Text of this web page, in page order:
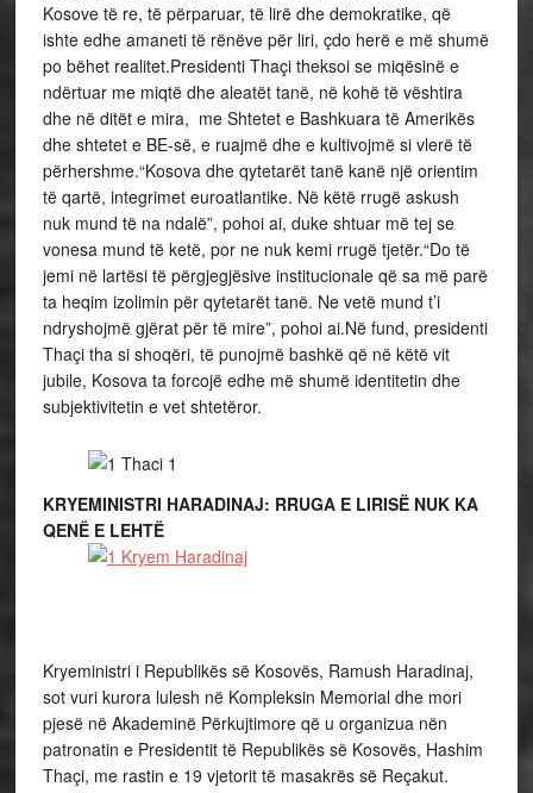
Kosove të re, të përparuar, të lirë dhe demokratike, që
ishte edhe amaneti të rënëve për liri, çdo herë e më shumë
po bëhet realitet.Presidenti Thaçi theksoi se miqësinë e
ndërtuar me miqtë dhe aleatët tanë, në kohë të vështira
dhe në ditët e mira, me Shtetet e Bashkuara të Amerikës
dhe shtetet e BE-së, e ruajmë dhe e kultivojmë si vlerë të
përhershme.“Kosova dhe qytetarët tanë kanë një orientim
të qartë, integrimet euroatlantike. Në këtë rrugë askush
nuk mund të na ndalë”, pohoi ai, duke shtuar më tej se
vonesa mund të ketë, por ne nuk kemi rrugë tjetër.“Do të
jemi në lartësi të përgjegjësive institucionale që sa më parë
ta heqim izolimin për qytetarët tanë. Ne vetë mund t’i
ndryshojmë gjërat për të mire”, pohoi ai.Në fund, presidenti
Thaçi tha si shoqëri, të punojmë bashkë që në këtë vit
jubile, Kosova ta forcojë edhe më shumë identitetin dhe
subjektivitetin e vet shtetëror.
KRYEMINISTRI HARADINAJ: RRUGA E LIRISË NUK KA
QENË E LEHTË
Kryeministri i Republikës së Kosovës, Ramush Haradinaj,
sot vuri kurora lulesh në Kompleksin Memorial dhe mori
pjesë në Akademinë Përkujtimore që u organizua nën
patronatin e Presidentit të Republikës së Kosovës, Hashim
Thaçi, me rastin e 19 vjetorit të masakrës së Reçakut.